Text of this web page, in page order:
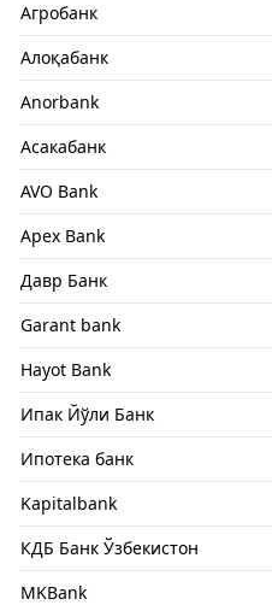
Агробанк
Алоқабанк
Anorbank
Асакабанк
AVO Bank
Apex Bank
Давр Банк
Garant bank
Hayot Bank
Ипак Йўли Банк
Ипотека банк
Kapitalbank
КДБ Банк Ўзбекистон
MKBank